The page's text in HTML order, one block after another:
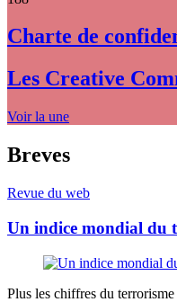
Charte de
Les Creative
Voir la une
Breves
Revue du web
Un indice mondial du
Plus les chiffres du